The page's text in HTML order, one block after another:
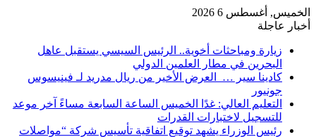
الخميس, أغسطس 6 2026
أخبار عاجلة
زيارة ومباحثات أخوية.. الرئيس السيسي يستقبل عاهل
البحرين في مطار العلمين الدولي
كادينا سير … العرض الأخير من ريال مدريد لـ فينيسوس
جونيور
التعليم العالي: غدًا الخميس الساعة السابعة مساءً آخر موعد
للتسجيل لاختبارات القدرات
رئيس الوزراء يشهد توقيع اتفاقية تأسيس شركة “مواصلات